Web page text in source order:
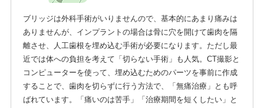
ブリッジは外科手術がいりませんので、基本的にあまり痛みは
ありませんが、インプラントの場合は骨に穴を開けて歯肉を隔
離させ、人工歯根を埋め込む手術が必要になります。ただし最
近では体への負担を考えて「切らない手術」も人気。CT撮影と
コンピューターを使って、埋め込むためのパーツを事前に作成
することで、歯肉を切らずに行う方法で、「無痛治療」とも呼
ばれています。「痛いのは苦手」「治療期間を短くしたい」と